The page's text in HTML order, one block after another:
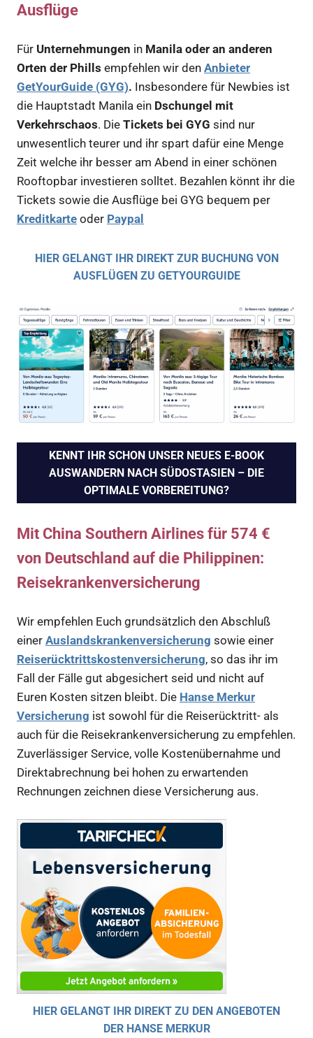
Ausflüge
Für Unternehmungen in Manila oder an anderen
Orten der Phills empfehlen wir den Anbieter
GetYourGuide (GYG). Insbesondere für Newbies ist
die Hauptstadt Manila ein Dschungel mit
Verkehrschaos. Die Tickets bei GYG sind nur
unwesentlich teurer und ihr spart dafür eine Menge
Zeit welche ihr besser am Abend in einer schönen
Rooftopbar investieren solltet. Bezahlen könnt ihr die
Tickets sowie die Ausflüge bei GYG bequem per
Kreditkarte oder Paypal
HIER GELANGT IHR DIREKT ZUR BUCHUNG VON
AUSFLÜGEN ZU GETYOURGUIDE
KENNT IHR SCHON UNSER NEUES E-BOOK
AUSWANDERN NACH SÜDOSTASIEN – DIE
OPTIMALE VORBEREITUNG?
Mit China Southern Airlines für 574 €
von Deutschland auf die Philippinen:
Reisekrankenversicherung
Wir empfehlen Euch grundsätzlich den Abschluß
einer Auslandskrankenversicherung sowie einer
Reiserücktrittskostenversicherung, so das ihr im
Fall der Fälle gut abgesichert seid und nicht auf
Euren Kosten sitzen bleibt. Die Hanse Merkur
Versicherung ist sowohl für die Reiserücktritt- als
auch für die Reisekrankenversicherung zu empfehlen.
Zuverlässiger Service, volle Kostenübernahme und
Direktabrechnung bei hohen zu erwartenden
Rechnungen zeichnen diese Versicherung aus.
HIER GELANGT IHR DIREKT ZU DEN ANGEBOTEN
DER HANSE MERKUR